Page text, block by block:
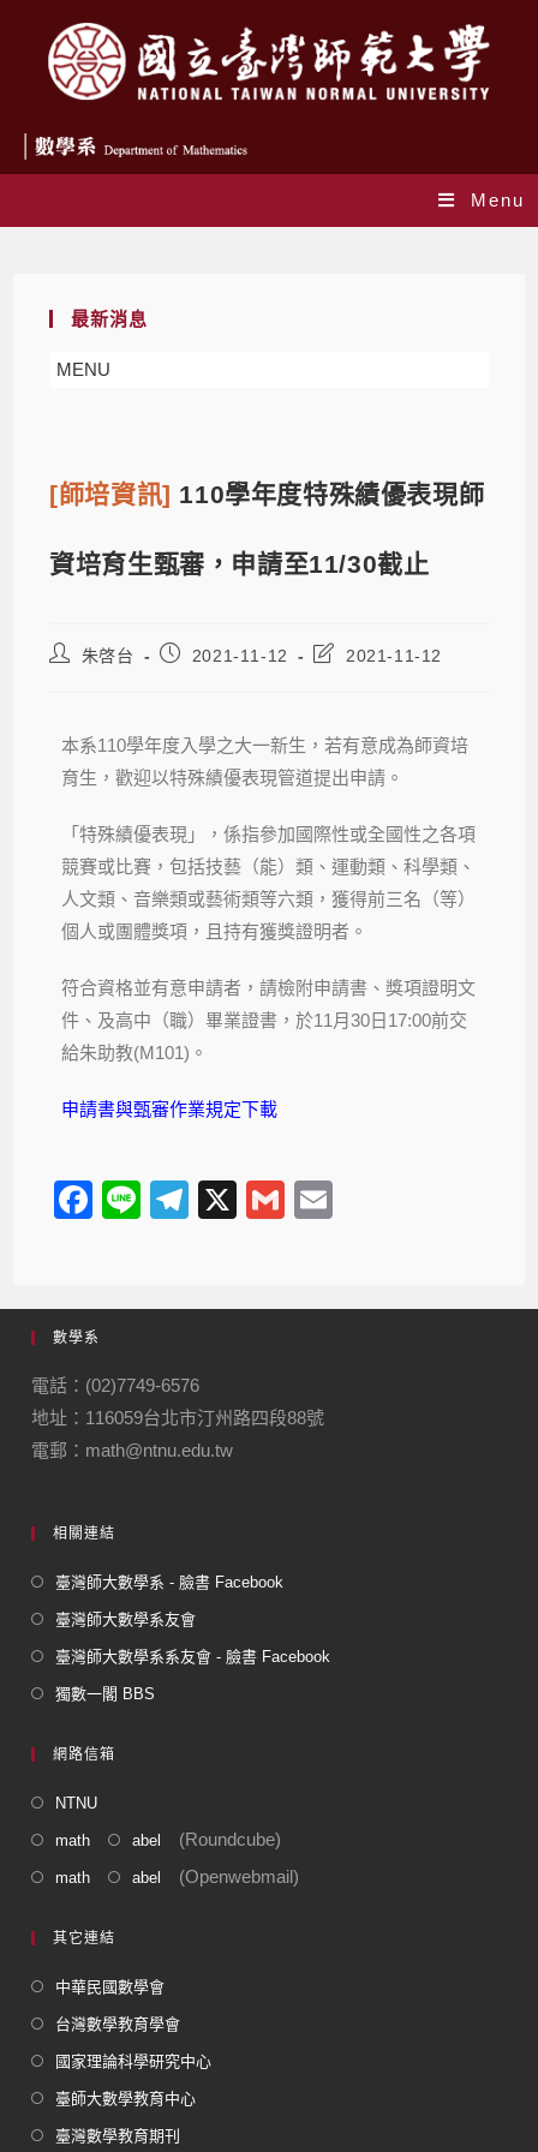
Menu
最新消息
MENU
[師培資訊] 110學年度特殊績優表現師
資培育生甄審，申請至11/30截止
朱啓台 2021-11-12 2021-11-12
本系110學年度入學之大一新生，若有意成為師資培
育生，歡迎以特殊績優表現管道提出申請。
「特殊績優表現」，係指參加國際性或全國性之各項
競賽或比賽，包括技藝（能）類、運動類、科學類、
人文類、音樂類或藝術類等六類，獲得前三名（等）
個人或團體獎項，且持有獲獎證明者。
符合資格並有意申請者，請檢附申請書、獎項證明文
件、及高中（職）畢業證書，於11月30日17:00前交
給朱助教(M101)。
申請書與甄審作業規定下載
F
e
b
o
o
k
Li
T
gr
m
X
G
數學系
電話：(02)7749-6576
地址：116059台北市汀州路四段88號
電郵：math@ntnu.edu.tw
相關連結
臺灣師大數學系 - 臉書 Facebook
臺灣師大數學系友會
臺灣師大數學系系友會 - 臉書 Facebook
獨數一閣 BBS
網路信箱
NTNU
math abel (Roundcube)
math abel (Openwebmail)
其它連結
中華民國數學會
台灣數學教育學會
國家理論科學研究中心
臺師大數學教育中心
臺灣數學教育期刊